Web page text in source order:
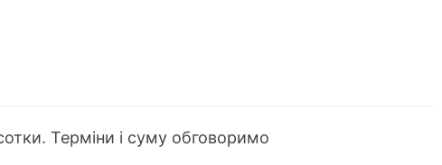
Терміни і суму обговоримо